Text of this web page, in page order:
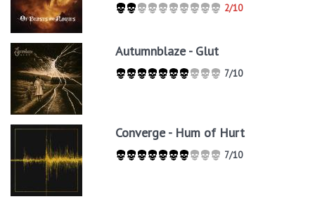
2/10
Autumnblaze - Glut
7/10
Converge - Hum of Hurt
7/10